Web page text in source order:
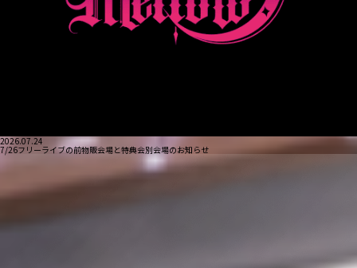
2026.07.24
7/26フリーライブの前物販会場と特典会別会場のお知らせ